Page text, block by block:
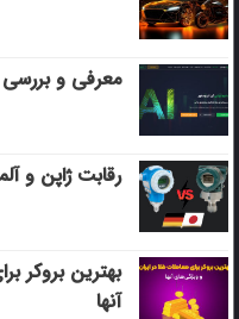
معرفی و بررسی
رقابت ژاپن و
بهترین بروکر
آنها